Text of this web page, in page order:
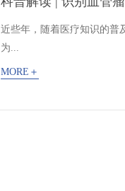
近些年，随着医疗知识的普
为...
MORE＋